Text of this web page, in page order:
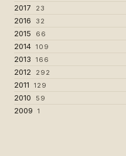
2017 23
2016 32
2015 66
2014 109
2013 166
2012 292
2011 129
2010 59
2009 1